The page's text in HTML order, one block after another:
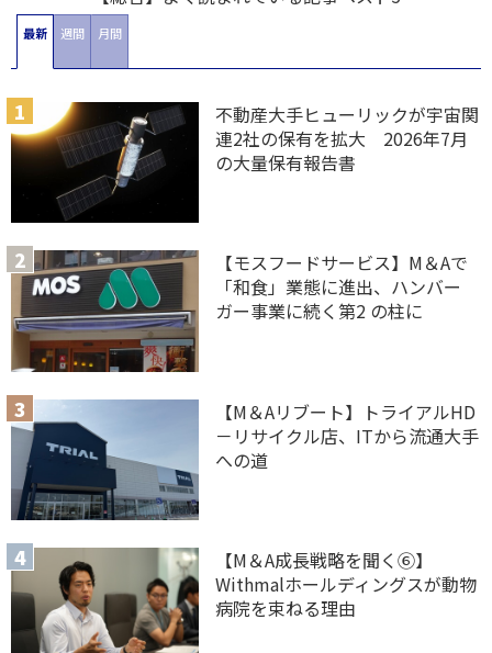
最新 週間 月間
不動産大手ヒューリックが宇宙関
連2社の保有を拡大 2026年7月
の大量保有報告書
【モスフードサービス】M＆Aで
「和食」業態に進出、ハンバー
ガー事業に続く第2 の柱に
【M＆Aリブート】トライアルHD
－リサイクル店、ITから流通大手
への道
【M＆A 成長戦略を聞く⑥】
Withmalホールディングスが動物
病院を束ねる理由